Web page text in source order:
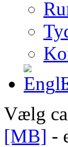
Vælg
[MB] -